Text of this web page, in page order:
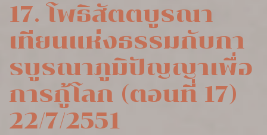
17. โพธิสัตตบูรณา
เทียนแห่งธรรมกับกา
รบูรณาภูมิปัญญาเพื่อ
การกู้โลก (ตอนที่ 17)
22/7/2551